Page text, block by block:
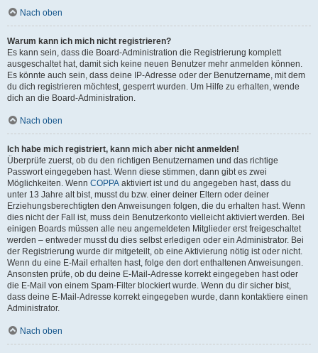
Nach oben
Warum kann ich mich nicht registrieren?
Es kann sein, dass die Board-Administration die Registrierung komplett
ausgeschaltet hat, damit sich keine neuen Benutzer mehr anmelden können.
Es könnte auch sein, dass deine IP-Adresse oder der Benutzername, mit dem
du dich registrieren möchtest, gesperrt wurden. Um Hilfe zu erhalten, wende
dich an die Board-Administration.
Nach oben
Ich habe mich registriert, kann mich aber nicht anmelden!
Überprüfe zuerst, ob du den richtigen Benutzernamen und das richtige
Passwort eingegeben hast. Wenn diese stimmen, dann gibt es zwei
Möglichkeiten. Wenn COPPA aktiviert ist und du angegeben hast, dass du
unter 13 Jahre alt bist, musst du bzw. einer deiner Eltern oder deiner
Erziehungsberechtigten den Anweisungen folgen, die du erhalten hast. Wenn
dies nicht der Fall ist, muss dein Benutzerkonto vielleicht aktiviert werden. Bei
einigen Boards müssen alle neu angemeldeten Mitglieder erst freigeschaltet
werden – entweder musst du dies selbst erledigen oder ein Administrator. Bei
der Registrierung wurde dir mitgeteilt, ob eine Aktivierung nötig ist oder nicht.
Wenn du eine E-Mail erhalten hast, folge den dort enthaltenen Anweisungen.
Ansonsten prüfe, ob du deine E-Mail-Adresse korrekt eingegeben hast oder
die E-Mail von einem Spam-Filter blockiert wurde. Wenn du dir sicher bist,
dass deine E-Mail-Adresse korrekt eingegeben wurde, dann kontaktiere einen
Administrator.
Nach oben